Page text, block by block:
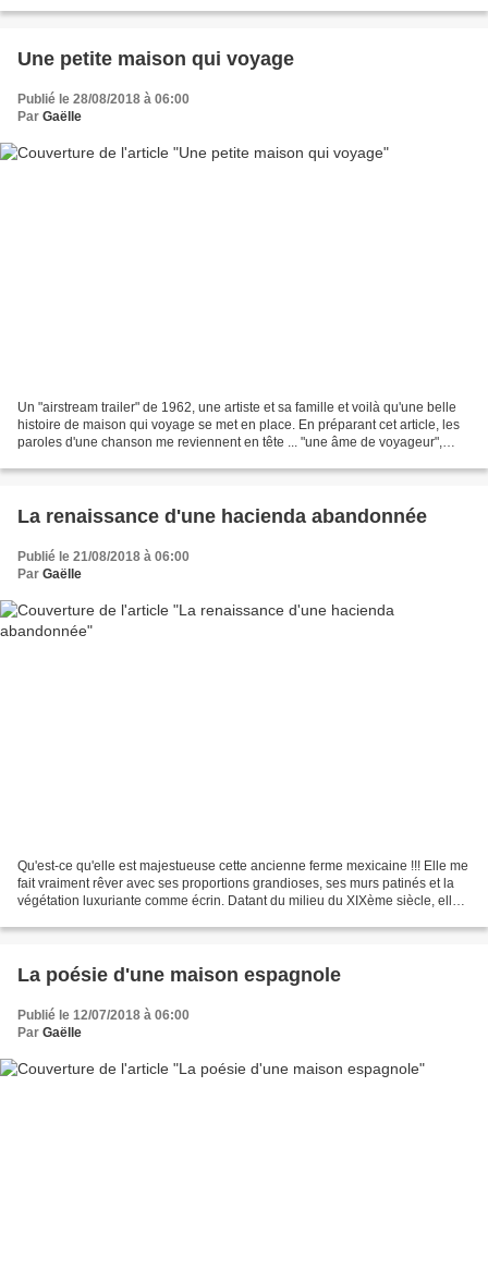
Une petite maison qui voyage
Publié le 28/08/2018 à 06:00
Par Gaëlle
Un "airstream trailer" de 1962, une artiste et sa famille et voilà qu'une belle
histoire de maison qui voyage se met en place. En préparant cet article, les
paroles d'une chanson me reviennent en tête ... "une âme de voyageur",
La renaissance d'une hacienda abandonnée
Publié le 21/08/2018 à 06:00
Par Gaëlle
Qu'est-ce qu'elle est majestueuse cette ancienne ferme mexicaine !!! Elle me
fait vraiment rêver avec ses proportions grandioses, ses murs patinés et la
végétation luxuriante comme écrin. Datant du milieu du XIXème siècle, elle a
La poésie d'une maison espagnole
Publié le 12/07/2018 à 06:00
Par Gaëlle